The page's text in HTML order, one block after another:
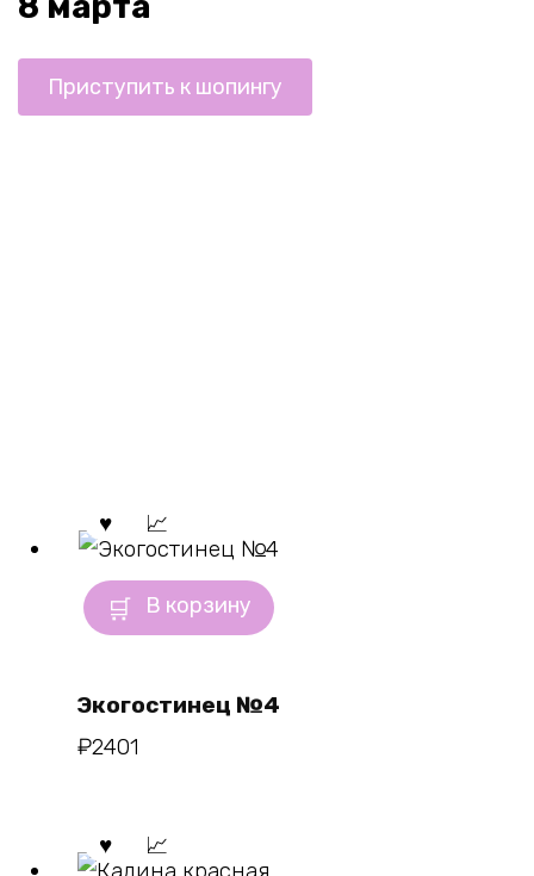
Приступить к шопингу
В корзину
Экогостинец №4
₽2401